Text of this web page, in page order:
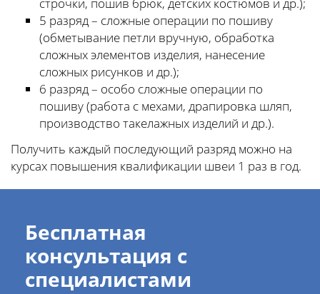
5 разряд – сложные операции по пошиву
(обметывание петли вручную, обработка
сложных элементов изделия, нанесение
сложных рисунков и др.);
6 разряд – особо сложные операции по
пошиву (работа с мехами, драпировка шляп,
производство такелажных изделий и др.).
Получить каждый последующий разряд можно на
курсах повышения квалификации швеи 1 раз в год.
Бесплатная
консультация с
специалистами